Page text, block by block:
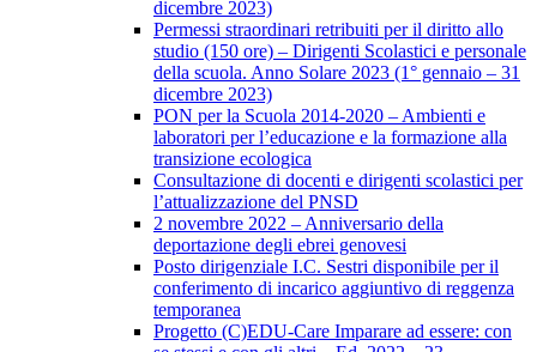
dicembre 2023)
Permessi straordinari retribuiti per il diritto allo
studio (150 ore) – Dirigenti Scolastici e personale
della scuola. Anno Solare 2023 (1° gennaio – 31
dicembre 2023)
PON per la Scuola 2014-2020 – Ambienti e
laboratori per l’educazione e la formazione alla
transizione ecologica
Consultazione di docenti e dirigenti scolastici per
l’attualizzazione del PNSD
2 novembre 2022 – Anniversario della
deportazione degli ebrei genovesi
Posto dirigenziale I.C. Sestri disponibile per il
conferimento di incarico aggiuntivo di reggenza
temporanea
Progetto (C)EDU-Care Imparare ad essere: con